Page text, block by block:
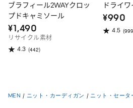
ブラフィール2WAYクロッ
プドキャミソール
¥1,490
リサイクル素材
4.3 (442)
ドライ
¥990
4.5
MEN / ニット・カーディガン / ニット・セータ